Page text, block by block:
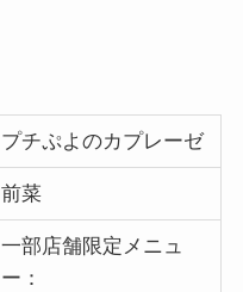
プチぷよのカプレーゼ
前菜
一部店舗限定メニュ
ー：